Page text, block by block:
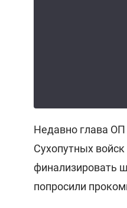
Недавно глава ОП
Сухопутных
финализировать
попросили